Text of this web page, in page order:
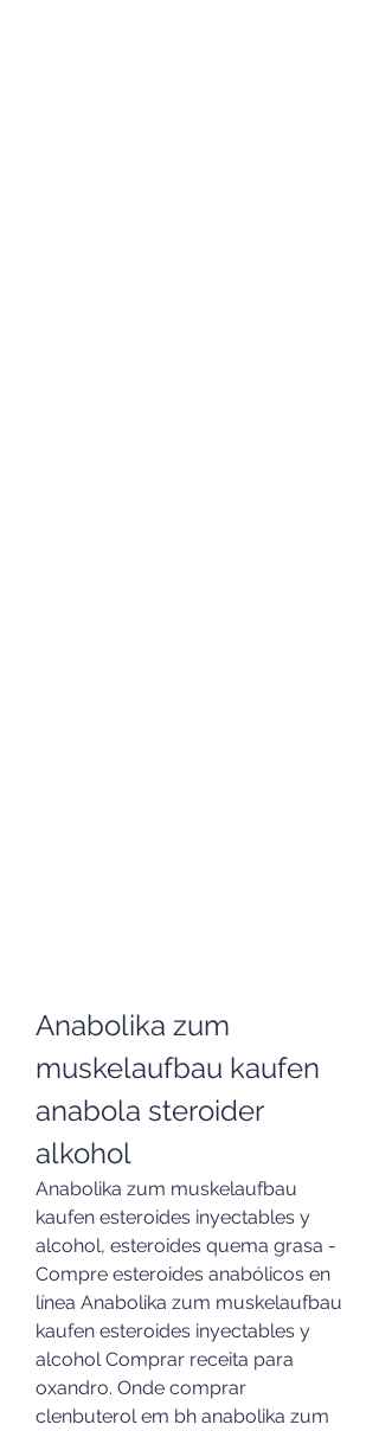
Anabolika zum
muskelaufbau kaufen
anabola steroider
alkohol
Anabolika zum muskelaufbau
kaufen esteroides inyectables y
alcohol, esteroides quema grasa -
Compre esteroides anabólicos en
línea Anabolika zum muskelaufbau
kaufen esteroides inyectables y
alcohol Comprar receita para
oxandro. Onde comprar
clenbuterol em bh anabolika zum